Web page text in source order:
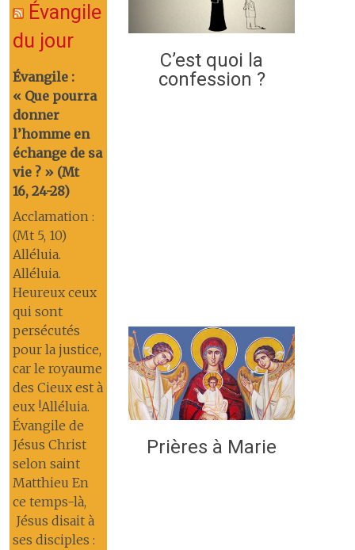
Évangile
du jour
Évangile :
« Que pourra
donner
l’homme en
échange de sa
vie ? » (Mt
16, 24-28)
Acclamation :
(Mt 5, 10)
Alléluia.
Alléluia.
Heureux ceux
qui sont
persécutés
pour la justice,
car le royaume
des Cieux est à
eux !Alléluia.
Évangile de
Jésus Christ
selon saint
Matthieu En
ce temps-là,
Jésus disait à
ses disciples :
C’est quoi la
confession ?
Prières à Marie